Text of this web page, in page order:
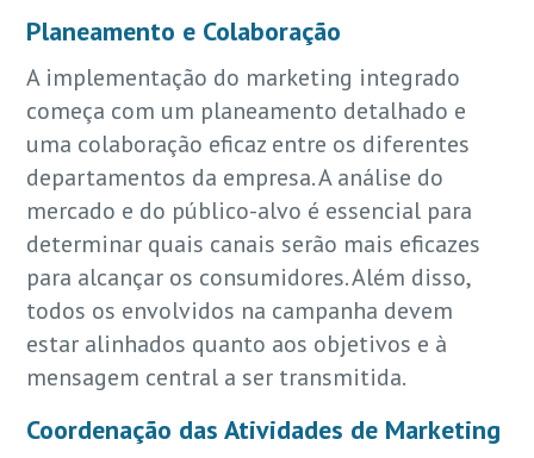
Planeamento e Colaboração
A implementação do marketing integrado
começa com um planeamento detalhado e
uma colaboração eficaz entre os diferentes
departamentos da empresa. A análise do
mercado e do público-alvo é essencial para
determinar quais canais serão mais eficazes
para alcançar os consumidores. Além disso,
todos os envolvidos na campanha devem
estar alinhados quanto aos objetivos e à
mensagem central a ser transmitida.
Coordenação das Atividades de Marketing